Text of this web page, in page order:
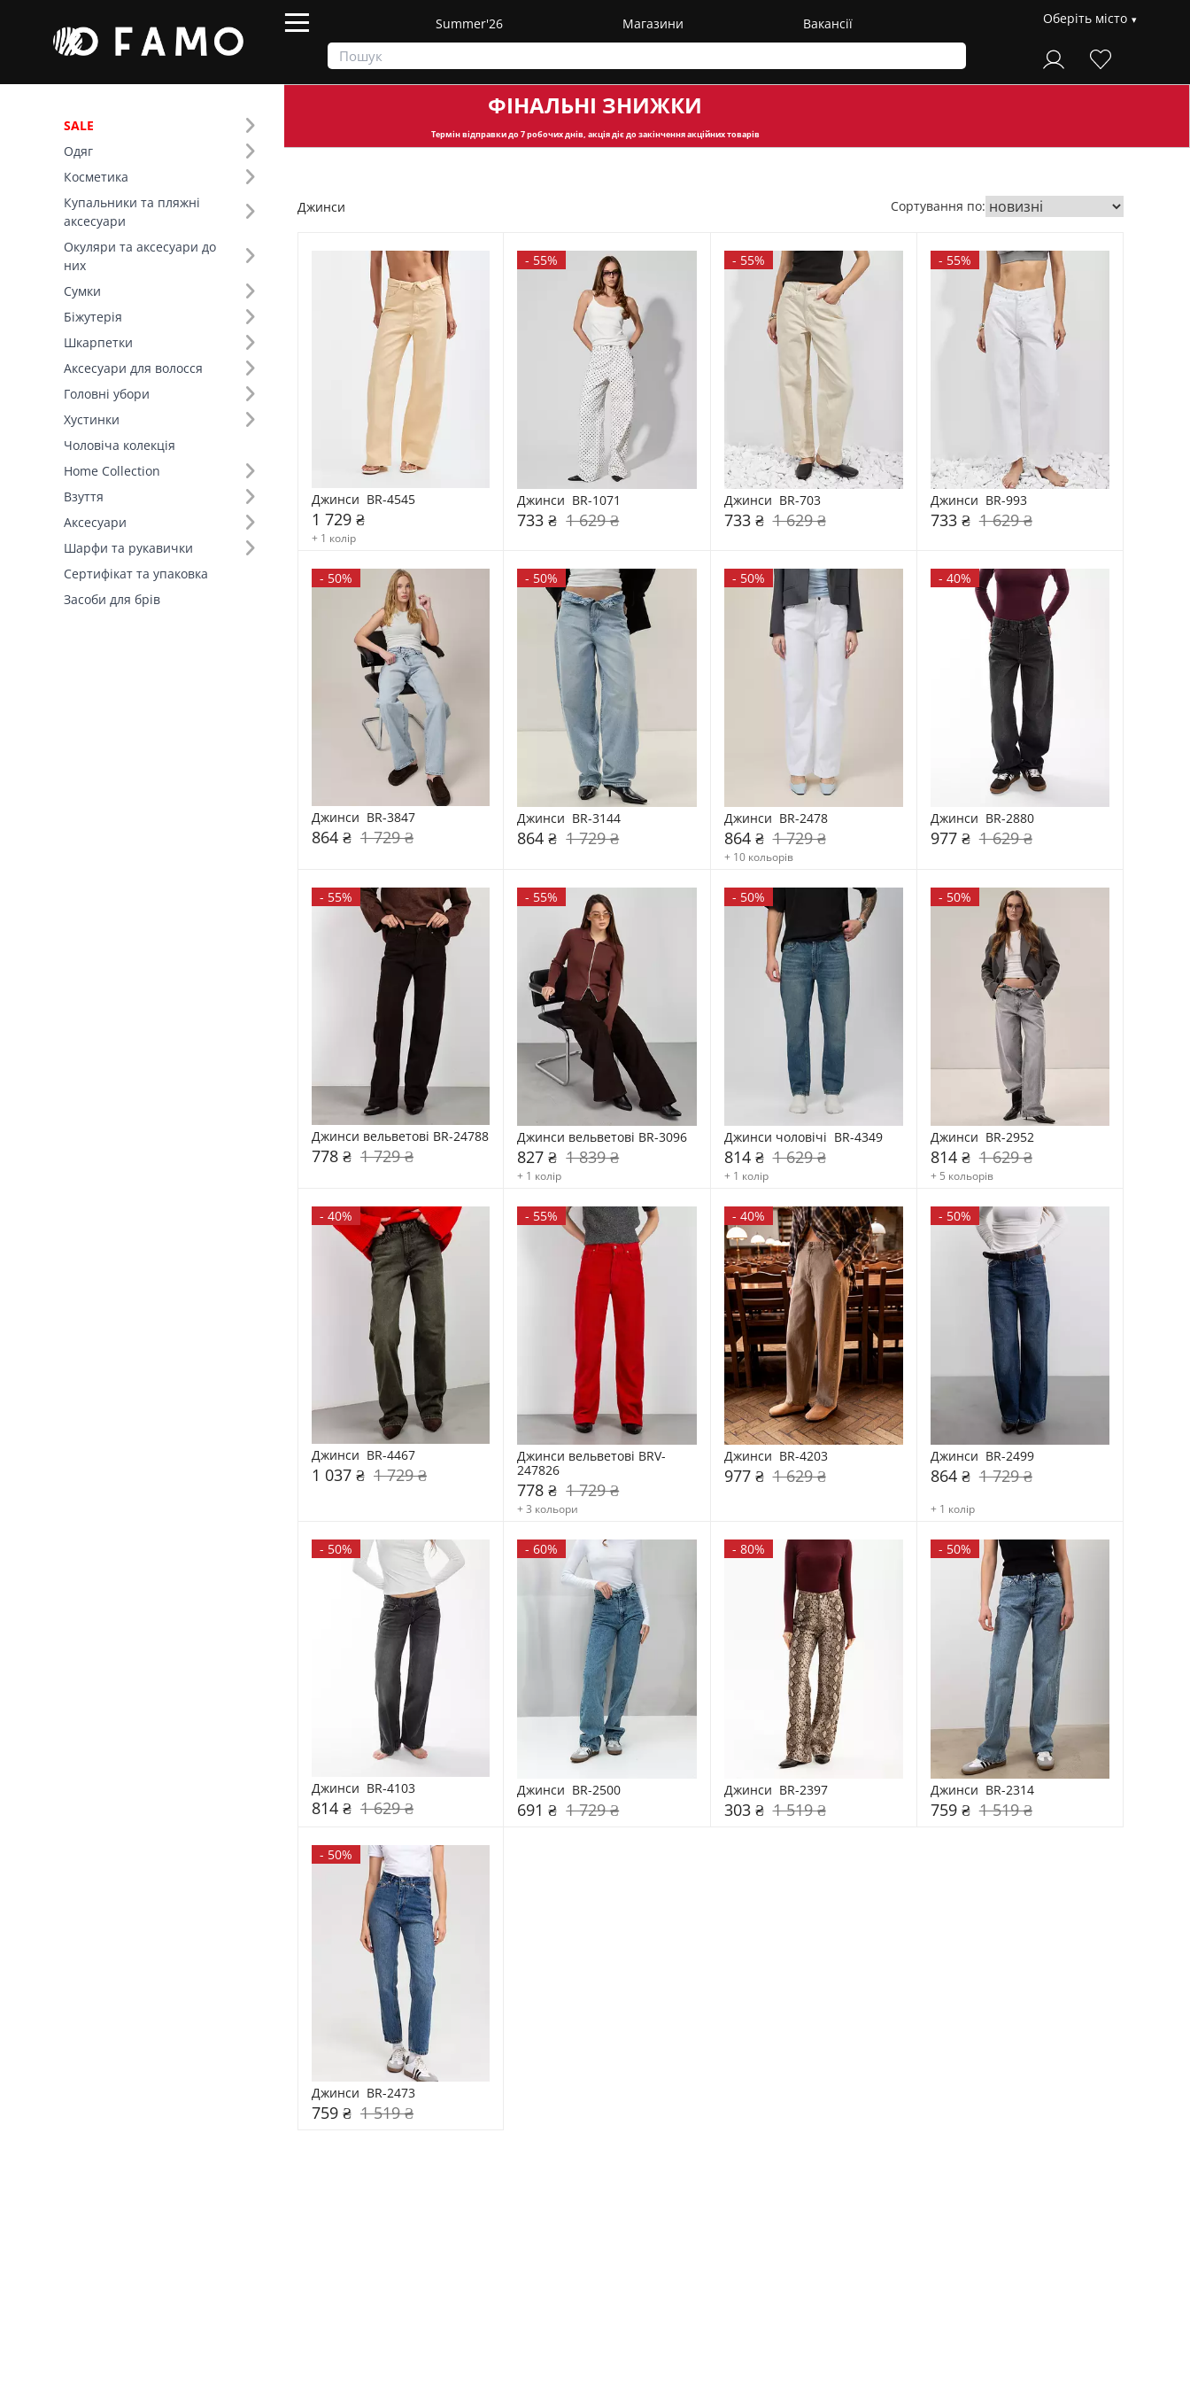
Summer'26 Магазини Вакансії Оберіть місто
SALE
Одяг
Косметика
Купальники та пляжні
аксесуари
Окуляри та аксесуари до
них
Сумки
Біжутерія
Шкарпетки
Аксесуари для волосся
Головні убори
Хустинки
Чоловіча колекція
Home Collection
Взуття
Аксесуари
Шарфи та рукавички
Сертифікат та упаковка
Засоби для брів
ФІНАЛЬНІ ЗНИЖКИ
Термін відправкидо 7 робочих днів, акція діє до закінчення акційних товарів
Джинси
Фільтр
Ціна
SALE
Розмір (7)
Основний колір (10)
Джинси Сортування по:
Джинси  BR-4545
1 729 ₴
+ 1 колір
- 55%
Джинси  BR-1071
733 ₴ 1 629 ₴
- 55%
Джинси  BR-703
733 ₴ 1 629 ₴
- 55%
Джинси  BR-993
733 ₴ 1 629 ₴
- 50%
Джинси  BR-3847
864 ₴ 1 729 ₴
- 50%
Джинси  BR-3144
864 ₴ 1 729 ₴
- 50%
Джинси  BR-2478
864 ₴ 1 729 ₴
+ 10 кольорів
- 40%
Джинси  BR-2880
977 ₴ 1 629 ₴
- 55%
Джинси вельветові BR-24788
778 ₴ 1 729 ₴
- 55%
Джинси вельветові BR-3096
827 ₴ 1 839 ₴
+ 1 колір
- 50%
Джинси чоловічі  BR-4349
814 ₴ 1 629 ₴
+ 1 колір
- 50%
Джинси  BR-2952
814 ₴ 1 629 ₴
+ 5 кольорів
- 40%
Джинси  BR-4467
1 037 ₴ 1 729 ₴
- 55%
Джинси вельветові BRV-
247826
778 ₴ 1 729 ₴
+ 3 кольори
- 40%
Джинси  BR-4203
977 ₴ 1 629 ₴
- 50%
Джинси  BR-2499
864 ₴ 1 729 ₴
+ 1 колір
- 50%
Джинси  BR-4103
814 ₴ 1 629 ₴
-60%
Джинси  BR-2500
691 ₴ 1 729 ₴
- 80%
Джинси  BR-2397
303 ₴ 1 519 ₴
- 50%
Джинси  BR-2314
759 ₴ 1 519 ₴
- 50%
Джинси  BR-2473
759 ₴ 1 519 ₴